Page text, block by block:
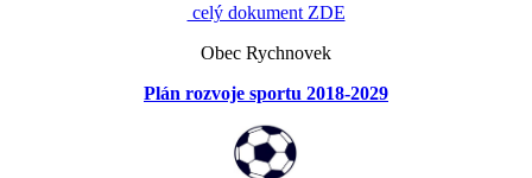
celý dokument ZDE
Obec Rychnovek
Plán rozvoje sportu 2018-2029